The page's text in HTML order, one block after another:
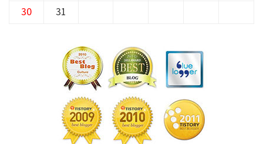
30 31